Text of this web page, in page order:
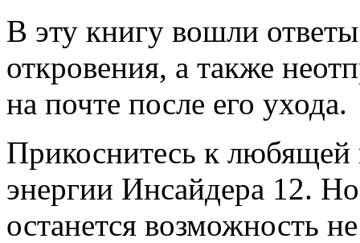
В эту книгу вошли
откровения, а также
на почте после его ухода.
Прикоснитесь к
энергии Инсайдера 12.
останется возможность